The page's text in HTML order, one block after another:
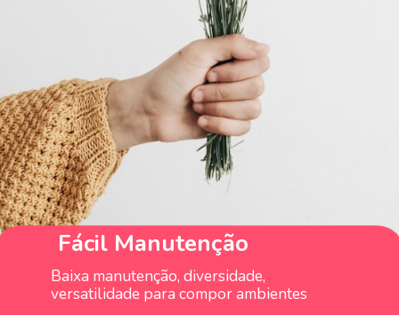
Fácil Manutenção
Baixa manutenção, diversidade,
versatilidade para compor ambientes